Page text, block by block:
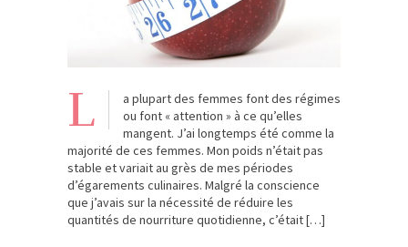
L
a plupart des femmes font des régimes
ou font « attention » à ce qu’elles
mangent. J’ai longtemps été comme la
majorité de ces femmes. Mon poids n’était pas
stable et variait au grès de mes périodes
d’égarements culinaires. Malgré la conscience
que j’avais sur la nécessité de réduire les
quantités de nourriture quotidienne, c’était […]